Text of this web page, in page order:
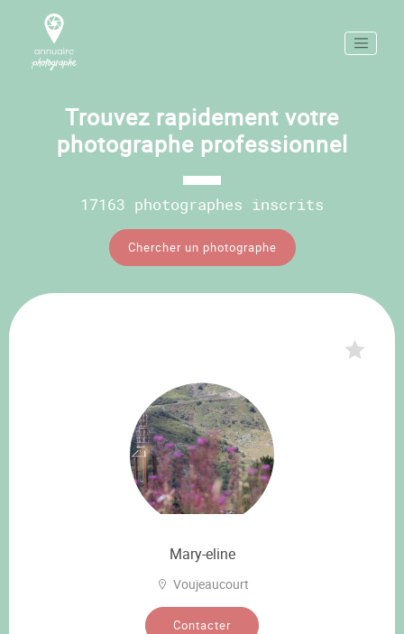
Trouvez rapidement votre
photographe professionnel
17163 photographes inscrits
Chercher un photographe
Mary-eline
Voujeaucourt
Contacter